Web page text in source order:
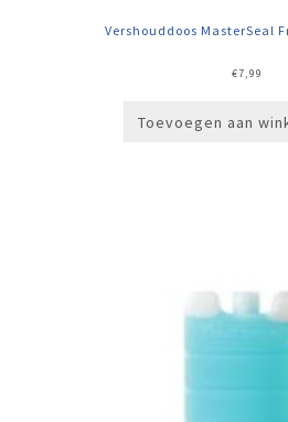
Vershouddoos MasterSeal
€7,99
Toevoegen aan